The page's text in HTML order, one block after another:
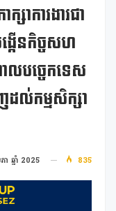
សាការងារជា
កើនកិច្ចសហ
លបច្ចេកទេស
ដល់កម្មសិក្សា
ឆ្នាំ 2025 835